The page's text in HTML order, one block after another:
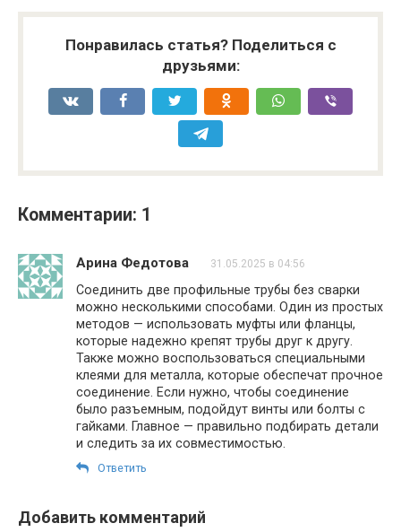
Понравилась статья? Поделиться с
друзьями:
Комментарии: 1
Арина Федотова 31.05.2025 в 04:56
Соединить две профильные трубы без сварки
можно несколькими способами. Один из простых
методов — использовать муфты или фланцы,
которые надежно крепят трубы друг к другу.
Также можно воспользоваться специальными
клеями для металла, которые обеспечат прочное
соединение. Если нужно, чтобы соединение
было разъемным, подойдут винты или болты с
гайками. Главное — правильно подбирать детали
и следить за их совместимостью.
Ответить
Добавить комментарий